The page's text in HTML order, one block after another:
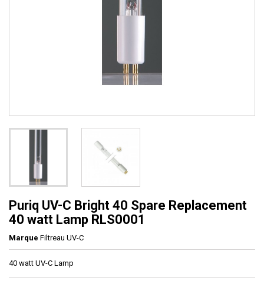
Puriq UV-C Bright 40 Spare Replacement
40 watt Lamp RLS0001
Marque Filtreau UV-C
40 watt UV-C Lamp